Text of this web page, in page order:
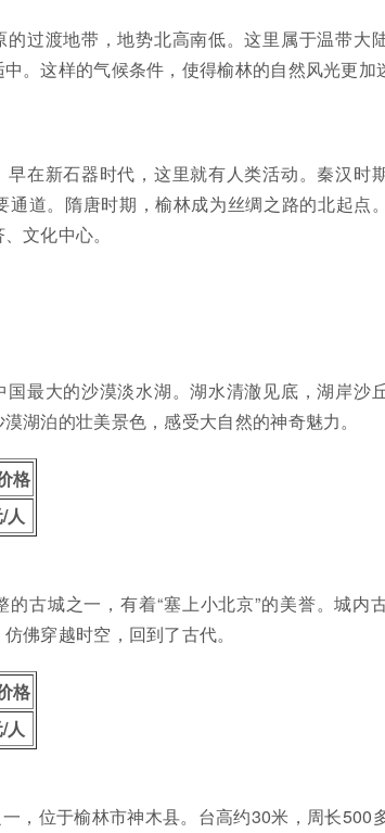
过渡地带，地势北高南低。这里属于温带大
。这样的气候条件，使得榆林的自然风光更加
在新石器时代，这里就有人类活动。秦汉时
通道。隋唐时期，榆林成为丝绸之路的北起点
文化中心。
最大的沙漠淡水湖。湖水清澈见底，湖岸沙
湖泊的壮美景色，感受大自然的神奇魅力。
格
人
古城之一，有着“塞上小北京”的美誉。城内
佛穿越时空，回到了古代。
格
人
，位于榆林市神木县。台高约30米，周长500